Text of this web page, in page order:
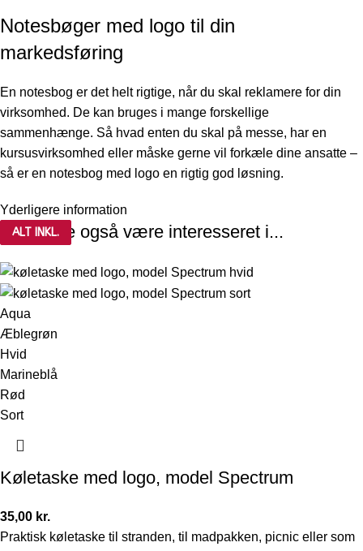
Notesbøger med logo til din
markedsføring
En notesbog er det helt rigtige, når du skal reklamere for din
virksomhed. De kan bruges i mange forskellige
sammenhænge. Så hvad enten du skal på messe, har en
kursusvirksomhed eller måske gerne vil forkæle dine ansatte –
så er en notesbog med logo en rigtig god løsning.
Yderligere information
Du kunne også være interesseret i...
ALT INKL.
Aqua
Æblegrøn
Hvid
Marineblå
Rød
Sort
Køletaske med logo, model Spectrum
35,00 kr.
Praktisk køletaske til stranden, til madpakken, picnic eller som
ALT INKL.